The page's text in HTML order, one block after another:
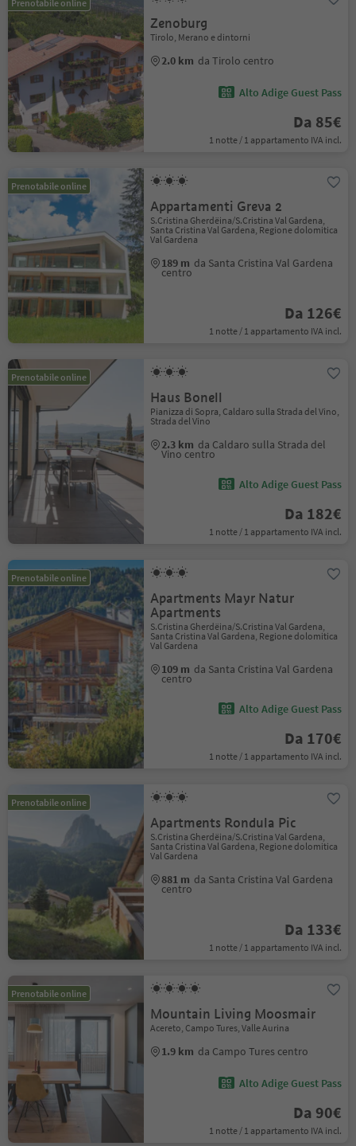
Prenotabile online
Zenoburg
Tirolo, Merano e dintorni
2.0 km da Tirolo centro
Alto Adige Guest Pass
Da 85€
1 notte / 1 appartamento IVA incl.
Prenotabile online
Appartamenti Greva 2
S.Cristina Gherdëina/S.Cristina Val Gardena,
Santa Cristina Val Gardena, Regione dolomitica
Val Gardena
189 m da Santa Cristina Val Gardena
centro
Da 126€
1 notte / 1 appartamento IVA incl.
Prenotabile online
Haus Bonell
Pianizza di Sopra, Caldaro sulla Strada del Vino,
Strada del Vino
2.3 km da Caldaro sulla Strada del
Vino centro
Alto Adige Guest Pass
Da 182€
1 notte / 1 appartamento IVA incl.
Prenotabile online
Apartments Mayr Natur
Apartments
S.Cristina Gherdëina/S.Cristina Val Gardena,
Santa Cristina Val Gardena, Regione dolomitica
Val Gardena
109 m da Santa Cristina Val Gardena
centro
Alto Adige Guest Pass
Da 170€
1 notte / 1 appartamento IVA incl.
Prenotabile online
Apartments Rondula Pic
S.Cristina Gherdëina/S.Cristina Val Gardena,
Santa Cristina Val Gardena, Regione dolomitica
Val Gardena
881 m da Santa Cristina Val Gardena
centro
Da 133€
1 notte / 1 appartamento IVA incl.
Prenotabile online
Mountain Living Moosmair
Acereto, Campo Tures, Valle Aurina
1.9 km da Campo Tures centro
Alto Adige Guest Pass
Da 90€
1 notte / 1 appartamento IVA incl.